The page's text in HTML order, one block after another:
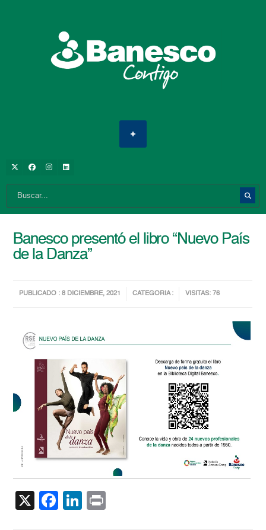
Banesco presentó el libro “Nuevo País
de la Danza”
PUBLICADO : 8 DICIEMBRE, 2021 CATEGORIA : VISITAS: 76
X Facebook
LinkedIn